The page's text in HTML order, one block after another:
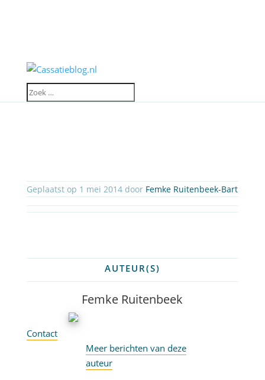
Geplaatst op 1 mei 2014 door Femke Ruitenbeek-Bart
AUTEUR(S)
Femke Ruitenbeek
Contact
Meer berichten van deze
auteur